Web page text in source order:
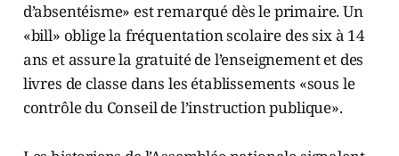
d’absentéisme» est remarqué dès le primaire. Un
«bill» oblige la fréquentation scolaire des six à 14
ans et assure la gratuité de l’enseignement et des
livres de classe dans les établissements «sous le
contrôle du Conseil de l’instruction publique».